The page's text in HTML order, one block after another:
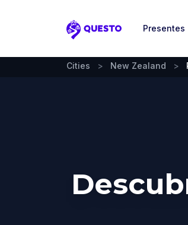
Questo
Presentes
Cities > New Zealand >